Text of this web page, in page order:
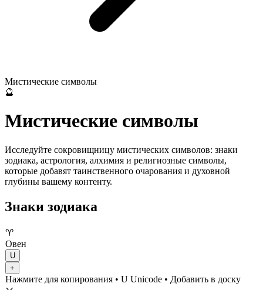
Мистические символы
🔮
Мистические символы
Исследуйте сокровищницу мистических символов: знаки
зодиака, астрология, алхимия и религиозные символы,
которые добавят таинственного очарования и духовной
глубины вашему контенту.
Знаки зодиака
♈
Овен
U
+
Нажмите для копирования • U Unicode • Добавить в доску